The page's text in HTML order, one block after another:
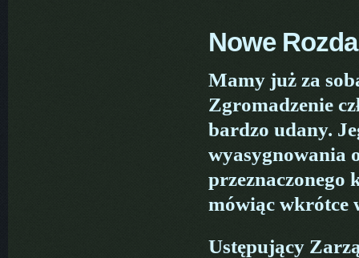
Nowe
Mamy już za
Zgromadzenie
bardzo udany.
wyasygnowania
mówiąc wkrótce
Ustępujący